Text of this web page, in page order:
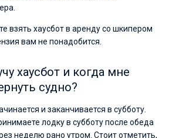
взять хаусбот в аренду со шкипером
вам не понадобится.
хаусбот и когда мне
судно?
и заканчивается в субботу.
лодку в субботу после обеда
неделю рано утром. Стоит отметить,